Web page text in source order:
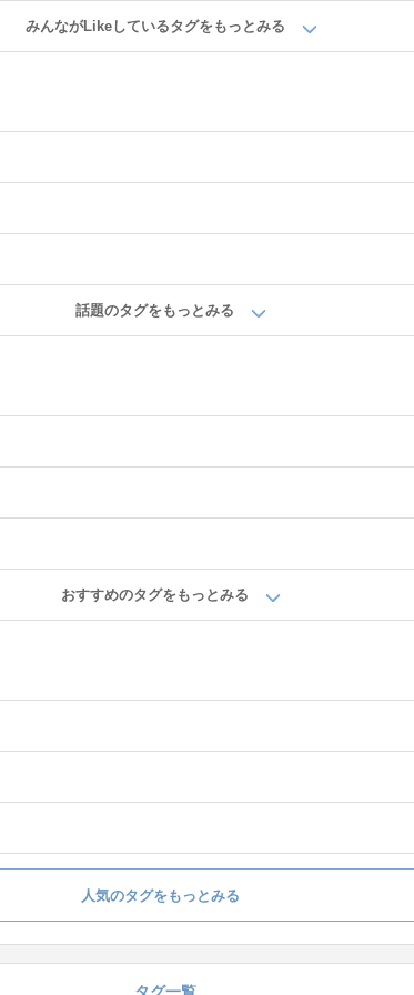
みんながLikeしているタグをもっとみる
話題のタグをもっとみる
おすすめのタグをもっとみる
人気のタグをもっとみる